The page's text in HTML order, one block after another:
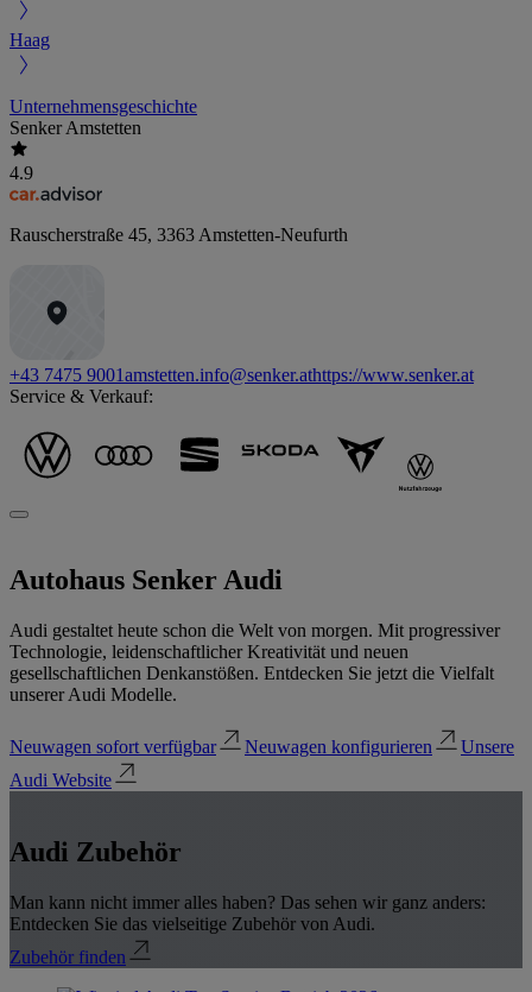
Haag
Unternehmensgeschichte
Senker Amstetten
4.9
Rauscherstraße 45, 3363 Amstetten-Neufurth
+43 7475 9001amstetten.info@senker.athttps://www.senker.at
Service & Verkauf:
Autohaus Senker Audi
Audi gestaltet heute schon die Welt von morgen. Mit progressiver
Technologie, leidenschaftlicher Kreativität und neuen
gesellschaftlichen Denkanstößen. Entdecken Sie jetzt die Vielfalt
unserer Audi Modelle.
Neuwagen sofort verfügbar Neuwagen konfigurieren
Unsere
Audi Website
Audi Zubehör
Man kann nicht immer alles haben? Das sehen wir ganz anders:
Entdecken Sie das vielseitige Zubehör von Audi.
Zubehör finden